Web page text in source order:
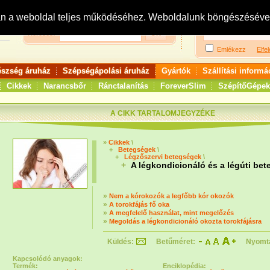
a weboldal teljes működéséhez. Weboldalunk
Keresés:
Bejelentkezés:
Emlékezz
áruház Szépségápolási áruház Gyártók Szállítási
Cikkek
Narancsbőr Ránctalanítás ForeverSlim SzépítőGépek
A CIKK TARTALOMJEGYZÉKE
» Cikkek \
+
Betegségek \
+
Légzőszervi betegségek \
+ A légkondicionáló és a légúti
» Nem a kórokozók a legfőbb kór okozók
» A torokfájás fő oka
» A megfelelő használat, mint megelőzés
» Megoldás a légkondicionáló okozta torokfájásra
Küldés: Betűméret:
Kapcsolódó anyagok:
Termék:
Enciklopédia: